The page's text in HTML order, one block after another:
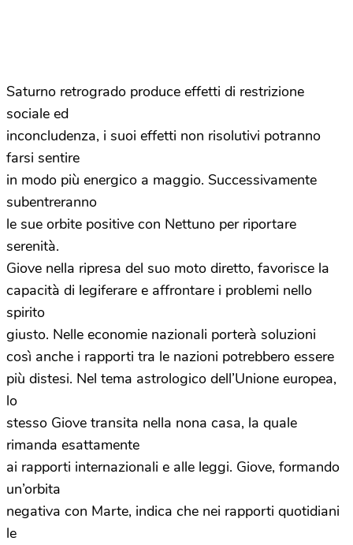
Saturno retrogrado produce effetti di restrizione
sociale ed
inconcludenza, i suoi effetti non risolutivi potranno
farsi sentire
in modo più energico a maggio. Successivamente
subentreranno
le sue orbite positive con Nettuno per riportare
serenità.
Giove nella ripresa del suo moto diretto, favorisce la
capacità di legiferare e affrontare i problemi nello
spirito
giusto. Nelle economie nazionali porterà soluzioni
così anche i rapporti tra le nazioni potrebbero essere
più distesi. Nel tema astrologico dell’Unione europea,
lo
stesso Giove transita nella nona casa, la quale
rimanda esattamente
ai rapporti internazionali e alle leggi. Giove, formando
un’orbita
negativa con Marte, indica che nei rapporti quotidiani
le